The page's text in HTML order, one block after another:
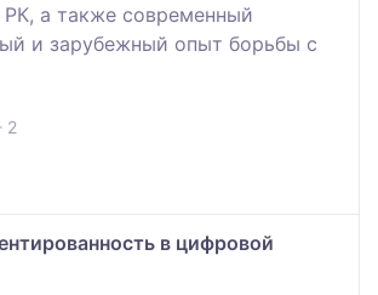
РК, а также современный
и зарубежный опыт борьбы с
2
в цифровой